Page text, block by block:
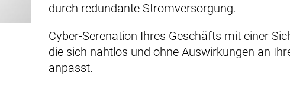
durch redundante Stromversorgung.
Cyber-Serenation Ihres Geschäfts mit einer
die sich nahtlos und ohne Auswirkungen an
anpasst.